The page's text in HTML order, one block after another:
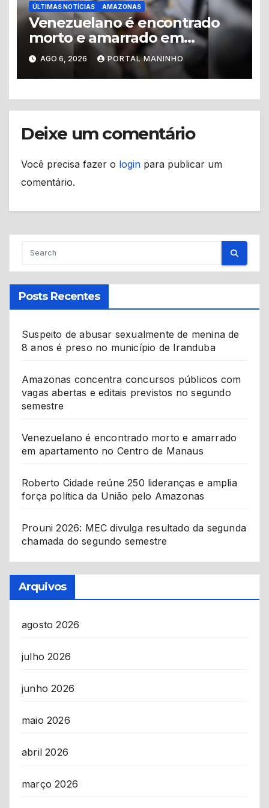
ÚLTIMAS NOTÍCIAS AMAZONAS
Venezuelano é encontrado
morto e amarrado em
apartamento no Centro de
Manaus
AGO 6, 2026 PORTAL MANINHO
Deixe um comentário
Você precisa fazer o login para publicar um
comentário.
Posts Recentes
Suspeito de abusar sexualmente de menina de
8 anos é preso no município de Iranduba
Amazonas concentra concursos públicos com
vagas abertas e editais previstos no segundo
semestre
Venezuelano é encontrado morto e amarrado
em apartamento no Centro de Manaus
Roberto Cidade reúne 250 lideranças e amplia
força política da União pelo Amazonas
Prouni 2026: MEC divulga resultado da segunda
chamada do segundo semestre
Arquivos
agosto 2026
julho 2026
junho 2026
maio 2026
abril 2026
março 2026